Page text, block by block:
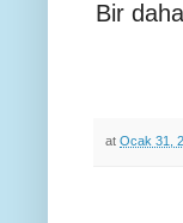
Bir
at Ocak 31,